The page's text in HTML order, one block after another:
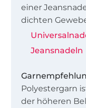
einer
dichten
Jeansnadeln
Polyestergarn
der höheren